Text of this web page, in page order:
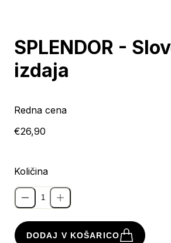
SPLENDOR -
izdaja
Redna cena
€26,90
Količina
DODAJ V KOŠARICO